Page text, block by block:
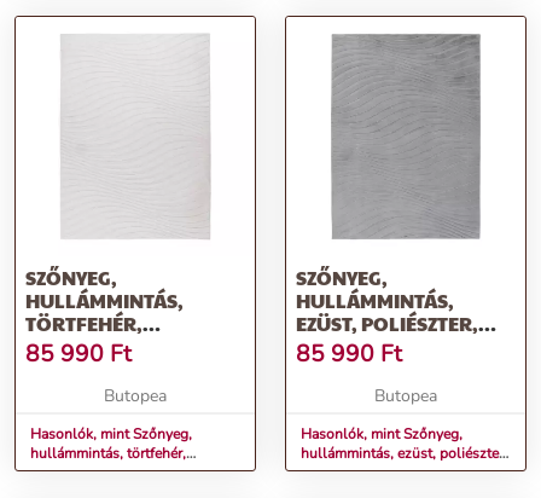
SZŐNYEG,
HULLÁMMINTÁS,
TÖRTFEHÉR,
POLIÉSZTER, 200X290
CM - VOLANTE
85 990 Ft
Butopea
Hasonlók, mint Szőnyeg,
hullámmintás, törtfehér,
poliészter, 200x290 cm -
SZŐNYEG,
HULLÁMMINTÁS,
EZÜST, POLIÉSZTER,
200X290 CM - VOLANTE
85 990 Ft
Butopea
Hasonlók, mint Szőnyeg,
hullámmintás, ezüst, poliészter,
200x290 cm - VOLANTE